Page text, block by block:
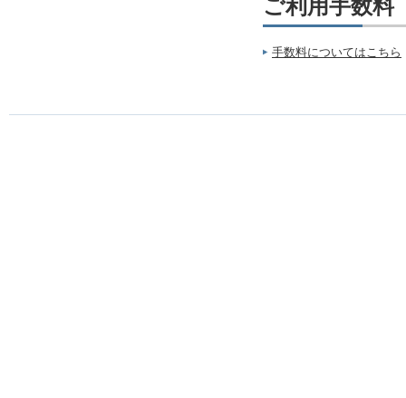
ご利用手数料
手数料についてはこちら